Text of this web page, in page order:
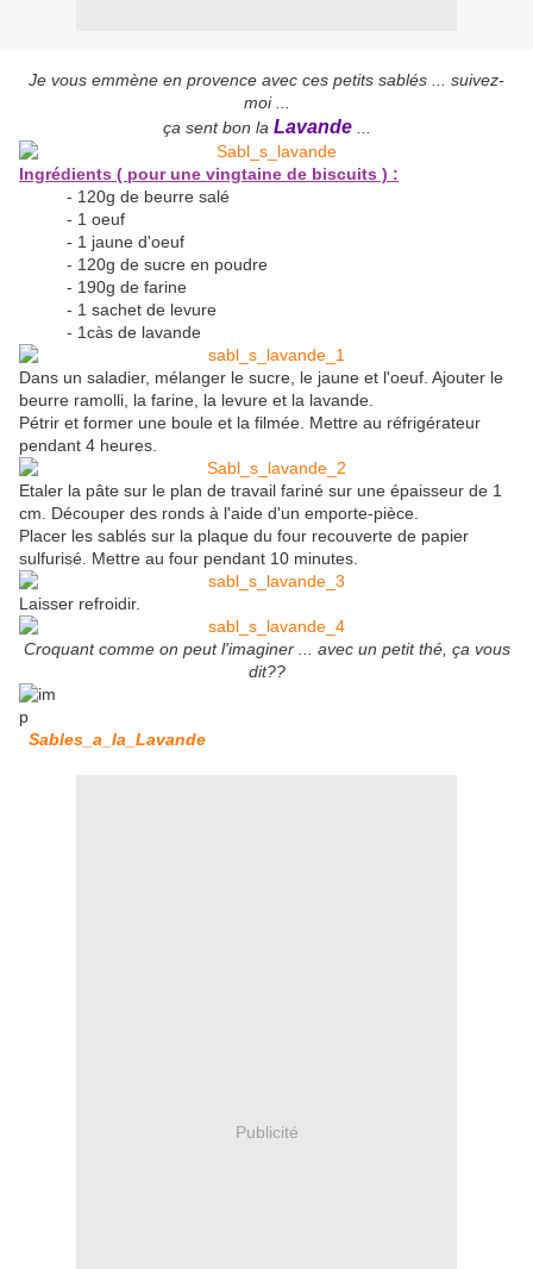
Je vous emmène en provence avec ces petits sablés
... suivez-
moi ...
ça sent bon la Lavande...
Ingrédients ( pour une vingtaine de biscuits ) :
- 120g de beurre salé
- 1 oeuf
- 1 jaune d'oeuf
- 120g de sucre en poudre
- 190g de farine
- 1 sachet de levure
- 1càs de lavande
Dans un saladier, mélanger le sucre, le jaune et l'oeuf. Ajouter le
beurre ramolli, la farine, la levure et la lavande.
Pétrir et former une boule et la filmée. Mettre au réfrigérateur
pendant 4 heures.
Etaler la pâte sur le plan de travail fariné sur une épaisseur de 1
cm. Découper des ronds à l'aide d'un emporte-pièce.
Placer les sablés sur la plaque du four recouverte de papier
sulfurisé. Mettre au four pendant 10 minutes.
Laisser refroidir.
Croquant comme on peut l'imaginer ... avec un petit thé, ça vous
dit??
Sables_a_la_Lavande
Publicité